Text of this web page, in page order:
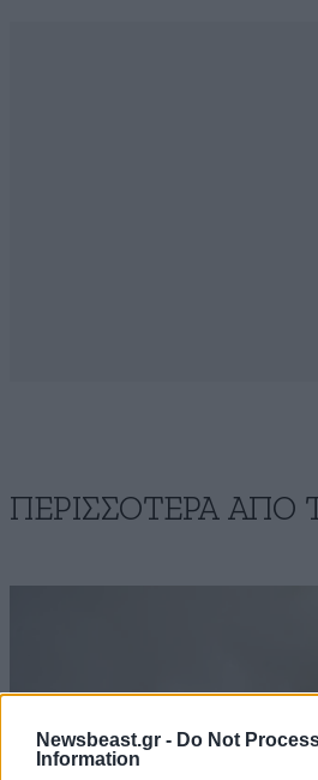
Newsbeast.gr - Do Not
Information
ΠΕΡΙΣΣΟΤΕΡΑ